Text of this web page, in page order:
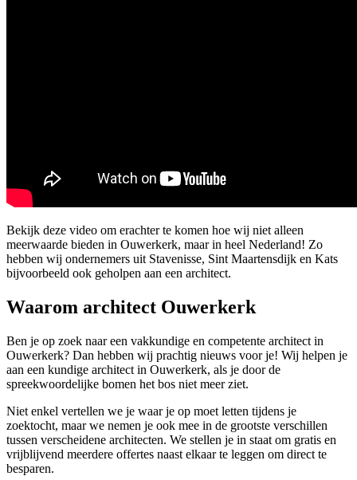
Bekijk deze video om erachter te komen hoe wij niet alleen
meerwaarde bieden in Ouwerkerk, maar in heel Nederland! Zo
hebben wij ondernemers uit Stavenisse, Sint Maartensdijk en Kats
bijvoorbeeld ook geholpen aan een architect.
Waarom architect Ouwerkerk
Ben je op zoek naar een vakkundige en competente architect in
Ouwerkerk? Dan hebben wij prachtig nieuws voor je! Wij helpen je
aan een kundige architect in Ouwerkerk, als je door de
spreekwoordelijke bomen het bos niet meer ziet.
Niet enkel vertellen we je waar je op moet letten tijdens je
zoektocht, maar we nemen je ook mee in de grootste verschillen
tussen verscheidene architecten. We stellen je in staat om gratis en
vrijblijvend meerdere offertes naast elkaar te leggen om direct te
besparen.